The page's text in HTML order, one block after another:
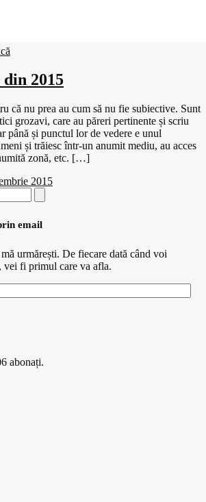
2015
că nu prea au cum să nu fie subiective. Sunt
grozavi, care au păreri pertinente și scriu
până și punctul lor de vedere e unul
și trăiesc într-un anumit mediu, au acces
zonă, etc. […]
2015
email
urmărești. De fiecare dată când voi
fi primul care va afla.
abonați.